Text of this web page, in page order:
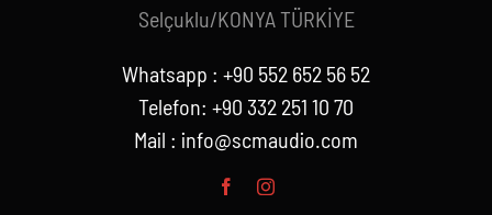
Selçuklu/KONYA TÜRKİYE
Whatsapp : +90 552 652 56 52
Telefon: +90 332 251 10 70
Mail : info@scmaudio.com